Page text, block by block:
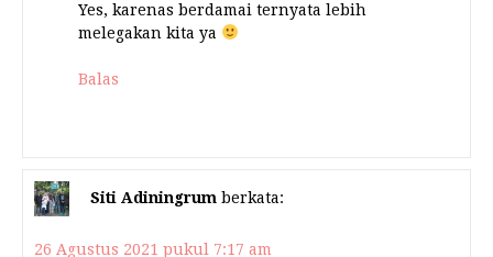
Yes, karenas berdamai ternyata lebih
melegakan kita ya
Balas
Siti Adiningrum berkata:
26 Agustus 2021 pukul 7:17 am